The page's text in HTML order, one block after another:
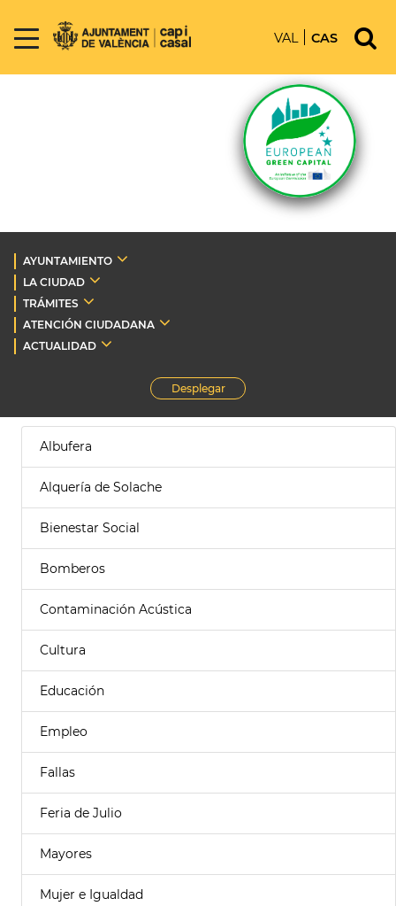
VAL CAS
AYUNTAMIENTO
LA CIUDAD
TRÁMITES
ATENCIÓN CIUDADANA
ACTUALIDAD
Desplegar
Albufera
Alquería de Solache
Bienestar Social
Bomberos
Contaminación Acústica
Cultura
Educación
Empleo
Fallas
Feria de Julio
Mayores
Mujer e Igualdad